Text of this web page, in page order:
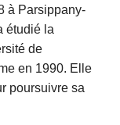
à Parsippany-
étudié la
de
en 1990. Elle
poursuivre sa